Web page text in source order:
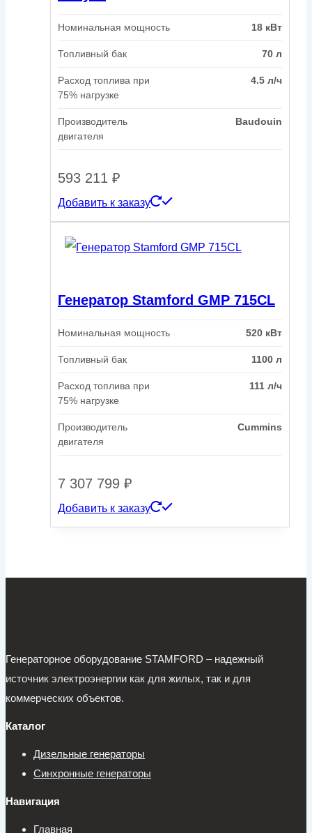
Номинальная мощность 18 кВт
Топливный бак 70 л
Расход топлива при
75% нагрузке
4.5 л/ч
Производитель
двигателя
Baudouin
593 211 ₽
Добавить к заказу
Генератор Stamford GMP 715CL
Номинальная мощность 520 кВт
Топливный бак 1100 л
Расход топлива при
75% нагрузке
111 л/ч
Производитель
двигателя
Cummins
7 307 799 ₽
Добавить к заказу
Генераторное оборудование STAMFORD – надежный
источник электроэнергии как для жилых, так и для
коммерческих объектов.
Каталог
Дизельные генераторы
Синхронные генераторы
Навигация
Главная